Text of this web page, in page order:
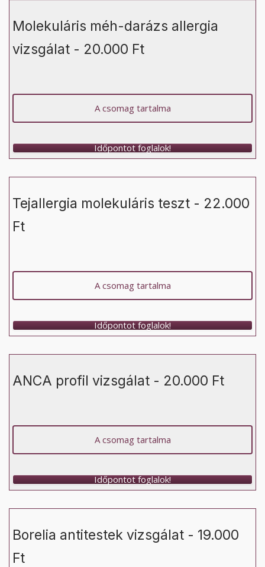
Molekuláris méh-darázs allergia
vizsgálat - 20.000 Ft
A csomag tartalma
Időpontot foglalok!
Tejallergia molekuláris teszt - 22.000
Ft
A csomag tartalma
Időpontot foglalok!
ANCA profil vizsgálat - 20.000 Ft
A csomag tartalma
Időpontot foglalok!
Borelia antitestek vizsgálat - 19.000
Ft